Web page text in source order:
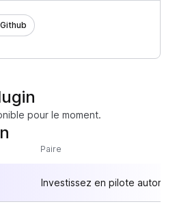
Github
pour le moment.
Paire
Investissez en pilote